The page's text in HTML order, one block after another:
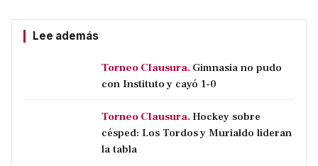
Lee además
Torneo Clausura. Gimnasia no pudo
con Instituto y cayó 1-0
Torneo Clausura. Hockey sobre
césped: Los Tordos y Murialdo lideran
la tabla